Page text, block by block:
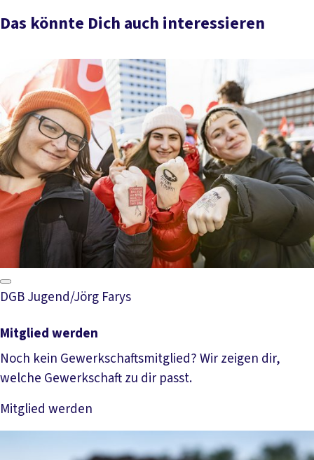
Alle Ratgeber
Das könnte Dich auch interessieren
DGB Jugend/Jörg Farys
Mitglied werden
Noch kein Gewerkschaftsmitglied? Wir zeigen dir,
welche Gewerkschaft zu dir passt.
Mitglied werden